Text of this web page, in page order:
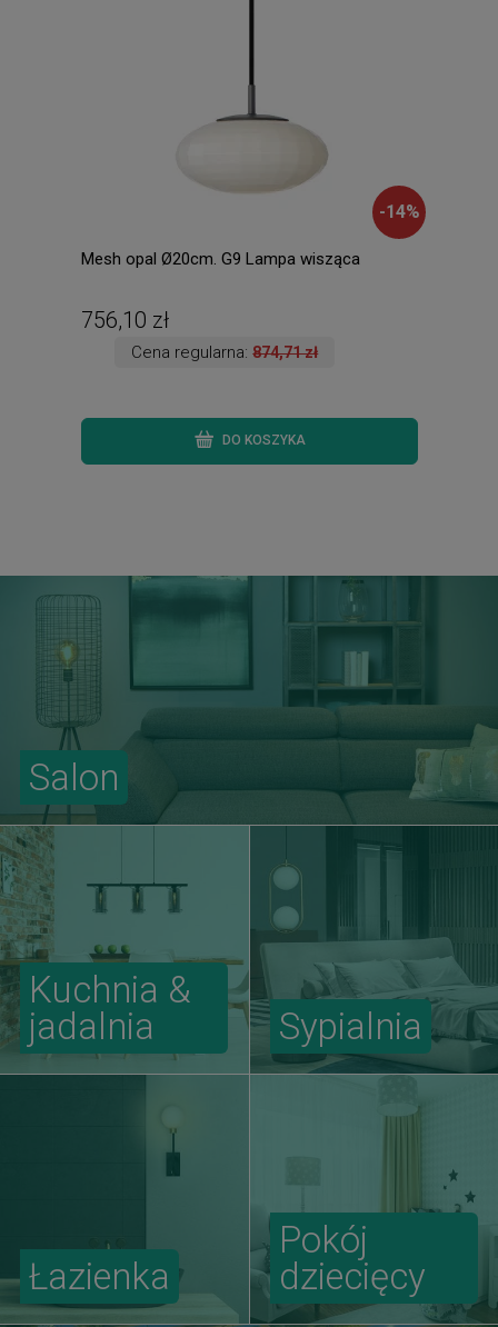
-14%
Mesh opal Ø20cm. G9 Lampa wisząca
756,10 zł
Cena regularna:874,71 zł
DO KOSZYKA
Salon
Kuchnia &
jadalnia
Sypialnia
Łazienka
Pokój
dziecięcy